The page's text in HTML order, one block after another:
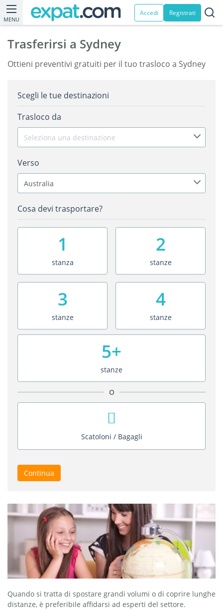
MENU
Accedi Registrati
Trasferirsi a Sydney
Ottieni preventivi gratuiti per il tuo trasloco a Sydney
Scegli le tue destinazioni
Trasloco da
Seleziona una destinazione
Verso
Australia
Cosa devi trasportare?
1
stanza
2
stanze
3
stanze
4
stanze
5+
stanze
O
Scatoloni / Bagagli
Continua
Quando si tratta di spostare grandi volumi o di coprire lunghe
distanze, è preferibile affidarsi ad esperti del settore.